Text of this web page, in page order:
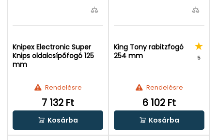
Knipex Electronic Super
Knips oldalcsípőfogó 125
mm
Rendelésre
7 132 Ft
Kosárba
King Tony rabitzfogó
254 mm
5
Rendelésre
6 102 Ft
Kosárba